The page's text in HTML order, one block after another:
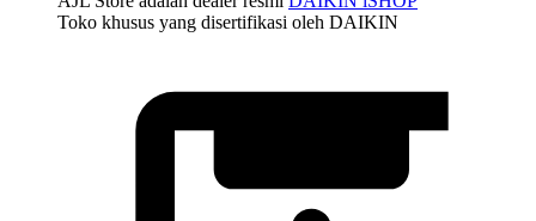
Toko khusus yang disertifikasi oleh DAIKIN